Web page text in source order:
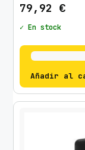
79,92 €
✓ En stock
Añadir al